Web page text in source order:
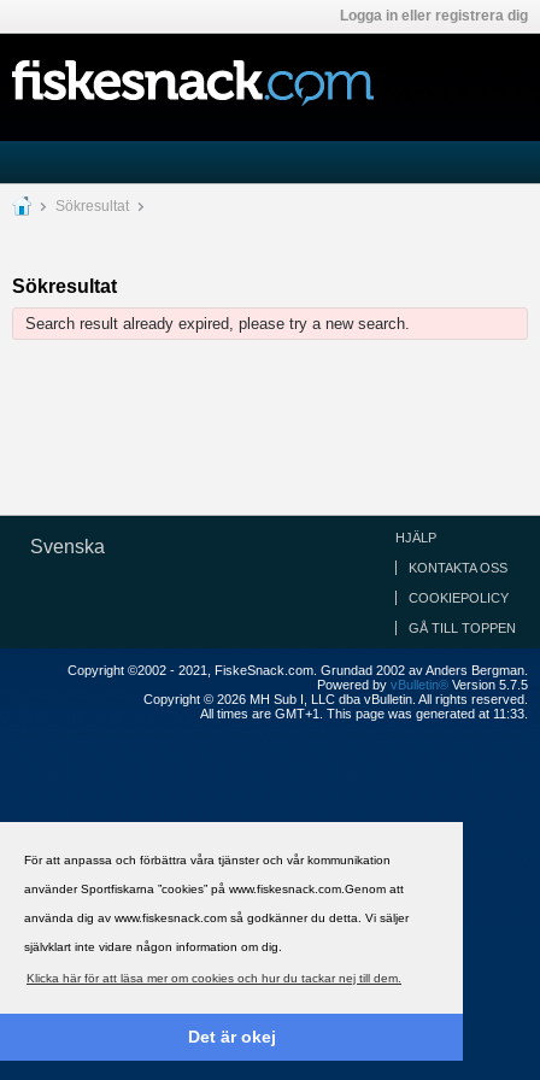
För att anpassa och förbättra våra tjänster och vår kommunikation
använder Sportfiskarna ”cookies” på www.fiskesnack.com.Genom att
använda dig av www.fiskesnack.com så godkänner du detta. Vi säljer
självklart inte vidare någon information om dig.
Klicka här för att läsa mer om cookies och hur du tackar nej till dem.
Det är okej
Logga in eller registrera dig
Sökresultat
Sökresultat
Search result already expired, please try a new search.
Svenska HJÄLP
KONTAKTA OSS
COOKIEPOLICY
GÅ TILL TOPPEN
Copyright ©2002 - 2021, FiskeSnack.com. Grundad 2002 av Anders Bergman.
Powered by vBulletin® Version 5.7.5
Copyright © 2026 MH Sub I, LLC dba vBulletin. All rights reserved.
All times are GMT+1. This page was generated at 11:33.